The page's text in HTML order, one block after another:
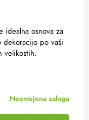
Neomejena zaloga
idealna osnova za
dekoracijo po vaši
velikostih.